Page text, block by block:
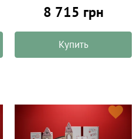
8 715 грн
Купить